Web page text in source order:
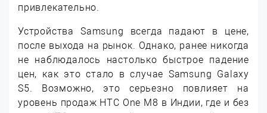
привлекательно.
Устройства Samsung всегда падают в цене,
после выхода на рынок. Однако, ранее никогда
не наблюдалось настолько быстрое падение
цен, как это стало в случае Samsung Galaxy
S5. Возможно, это серьезно повлияет на
уровень продаж HTC One M8 в Индии, где и без